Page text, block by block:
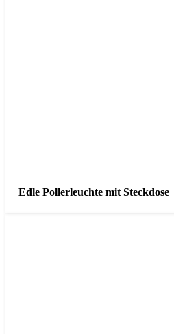
Edle Pollerleuchte mit Steckdose